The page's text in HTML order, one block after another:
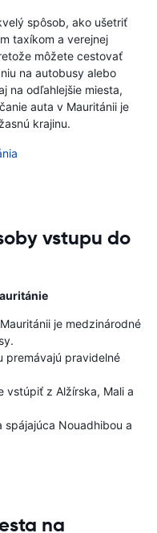
spôsob, ako ušetriť
taxíkom a verejnej
môžete cestovať
na autobusy alebo
na odľahlejšie miesta,
auta v Mauritánii je
krajinu.
vstupu do
je medzinárodné
premávajú pravidelné
vstúpiť z Alžírska, Mali a
spájajúca Nouadhibou a
na